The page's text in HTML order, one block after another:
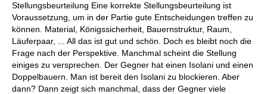
Stellungsbeurteilung Eine korrekte Stellungsbeurteilung ist
Voraussetzung, um in der Partie gute Entscheidungen treffen zu
können. Material, Königssicherheit, Bauernstruktur, Raum,
Läuferpaar, ... All das ist gut und schön. Doch es bleibt noch die
Frage nach der Perspektive. Manchmal scheint die Stellung
einiges zu versprechen. Der Gegner hat einen Isolani und einen
Doppelbauern. Man ist bereit den Isolani zu blockieren. Aber
dann? Dann zeigt sich manchmal, dass der Gegner viele